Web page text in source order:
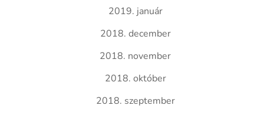
2019. január
2018. december
2018. november
2018. október
2018. szeptember